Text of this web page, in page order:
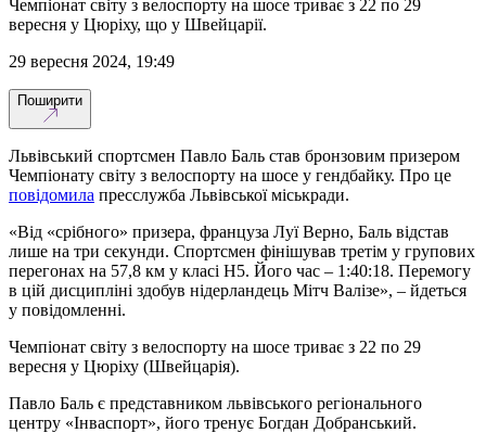
Чемпіонат світу з велоспорту на шосе триває з 22 по 29
вересня у Цюріху, що у Швейцарії.
29 вересня 2024, 19:49
Поширити
Львівський спортсмен Павло Баль став бронзовим призером
Чемпіонату світу з велоспорту на шосе у гендбайку. Про це
повідомила пресслужба Львівської міськради.
«Від «срібного» призера, француза Луї Верно, Баль відстав
лише на три секунди. Спортсмен фінішував третім у групових
перегонах на 57,8 км у класі H5. Його час – 1:40:18. Перемогу
в цій дисципліні здобув нідерландець Мітч Валізе», – йдеться
у повідомленні.
Чемпіонат світу з велоспорту на шосе триває з 22 по 29
вересня у Цюріху (Швейцарія).
Павло Баль є представником львівського регіонального
центру «Інваспорт», його тренує Богдан Добранський.